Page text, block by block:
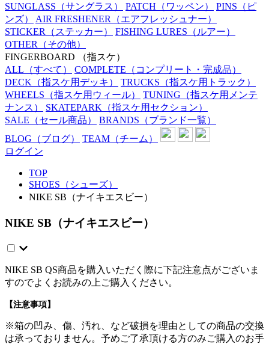
SUNGLASS （サングラス） PATCH （ワッペン） PINS （ピ
ンズ）
AIR FRESHENER （エアフレッシュナー）
STICKER （ステッカー） FISHING LURES （ルアー）
OTHER （その他）
FINGERBOARD
（指スケ）
ALL （すべて） COMPLETE （コンプリート・完成品）
DECK （指スケ用デッキ） TRUCKS （指スケ用トラック）
WHEELS （指スケ用ウィール） TUNING （指スケ用メンテ
ナンス）
SKATEPARK （指スケ用セクション）
SALE （セール商品） BRANDS （ブランド一覧）
BLOG （ブログ） TEAM （チーム）
ログイン
TOP
SHOES（シューズ）
NIKE SB（ナイキエスビー）
NIKE SB（ナイキエスビー）
NIKE SB QS商品を購入いただく際に下記注意点がございま
すのでよくお読みの上ご購入ください。
【注意事項】
※箱の凹み、傷、汚れ、など破損を理由としての商品の交換
は承っておりません。予めご了承頂ける方のみご購入のお手